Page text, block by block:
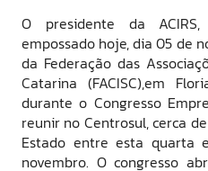
O presidente da
empossado hoje, dia 05 de
da Federação das
Catarina (FACISC),em
durante o Congresso
reunir no Centrosul, cerca
Estado entre esta quarta
novembro. O congresso